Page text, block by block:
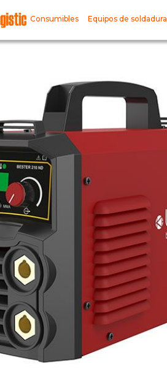
Consumibles Equipos de soldadura